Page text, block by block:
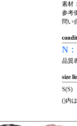
素材
参考
問い
N
品質
size
S(S)
()内